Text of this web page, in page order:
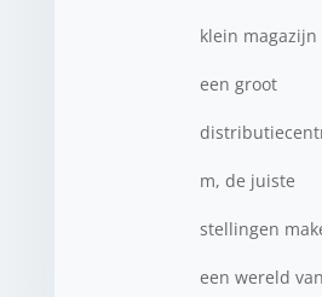
klein magazijn
een groot
m, de juiste
stellingen
een wereld van